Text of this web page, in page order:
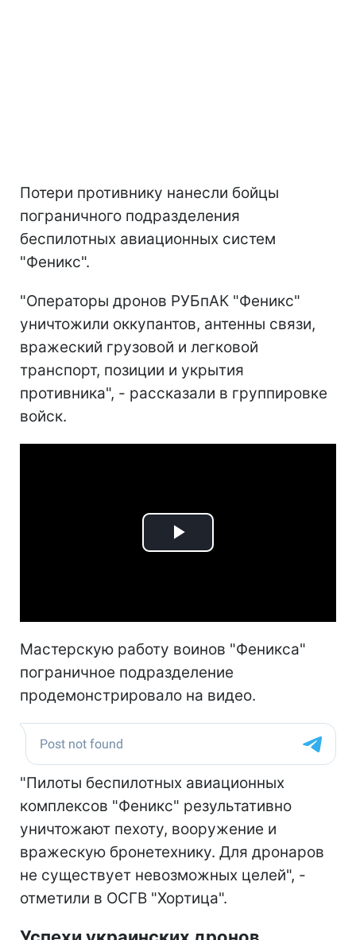
Потери противнику нанесли бойцы
пограничного подразделения
беспилотных авиационных систем
"Феникс".
"Операторы дронов РУБпАК "Феникс"
уничтожили оккупантов, антенны связи,
вражеский грузовой и легковой
транспорт, позиции и укрытия
противника", - рассказали в группировке
войск.
Play
Мастерскую работу воинов "Феникса"
пограничное подразделение
продемонстрировало на видео.
"Пилоты беспилотных авиационных
комплексов "Феникс" результативно
уничтожают пехоту, вооружение и
вражескую бронетехнику. Для дронаров
не существует невозможных целей", -
отметили в ОСГВ "Хортица".